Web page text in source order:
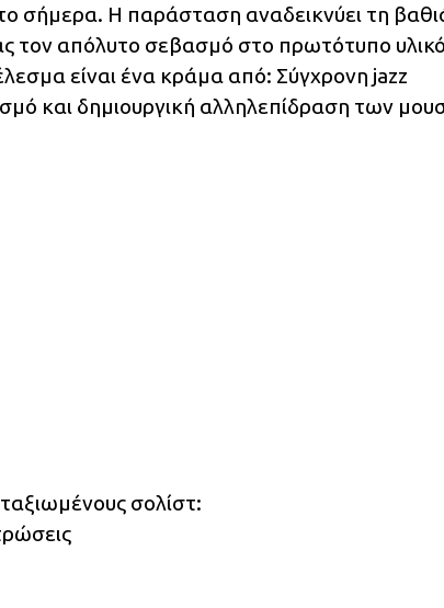
σήμερα. Η παράσταση αναδεικνύει τη
τον απόλυτο σεβασμό στο πρωτότυπο
είναι ένα κράμα από: Σύγχρονη jazz
και δημιουργική αλληλεπίδραση των
σολίστ: